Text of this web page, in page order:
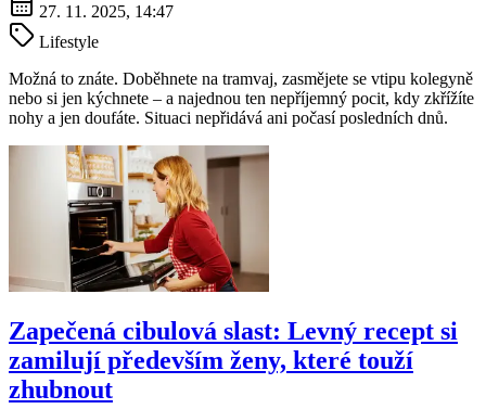
27. 11. 2025, 14:47
Lifestyle
Možná to znáte. Doběhnete na tramvaj, zasmějete se vtipu kolegyně
nebo si jen kýchnete – a najednou ten nepříjemný pocit, kdy zkřížíte
nohy a jen doufáte. Situaci nepřidává ani počasí posledních dnů.
Zapečená cibulová slast: Levný recept si
zamilují především ženy, které touží
zhubnout